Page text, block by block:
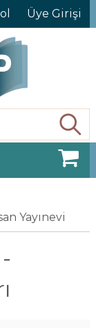
Üye Girişi
Yayınevi